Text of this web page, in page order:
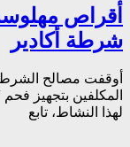
أقراص
شرطة أكادير
أوقفت مصالح الشرطة
المكلفين بتجهيز
لهذا النشاط، تابع